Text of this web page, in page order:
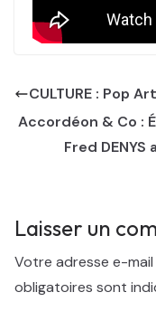
CULTURE : Pop
Accordéon & Co :
Fred DENYS
Laisser un
Votre adresse e-
obligatoires sont